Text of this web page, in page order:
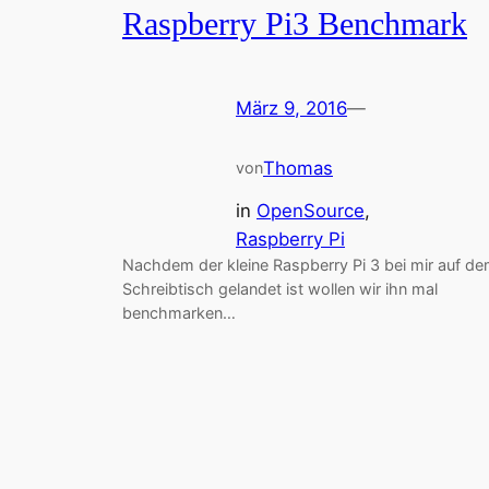
Raspberry Pi3 Benchmark
März 9, 2016—
vonThomas
in OpenSource
Raspberry Pi
Nachdem der kleine Raspberry Pi 3 bei mir auf
Schreibtisch gelandet ist wollen wir ihn mal
benchmarken…